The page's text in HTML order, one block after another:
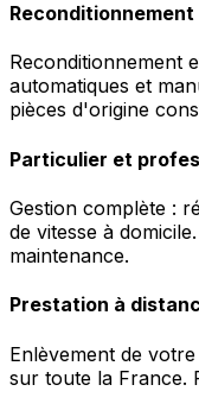
Reconditionnement
automatiques et
pièces d'origine
Particulier et
Gestion complète :
de vitesse à
maintenance.
Prestation à
Enlèvement de
sur toute la France.